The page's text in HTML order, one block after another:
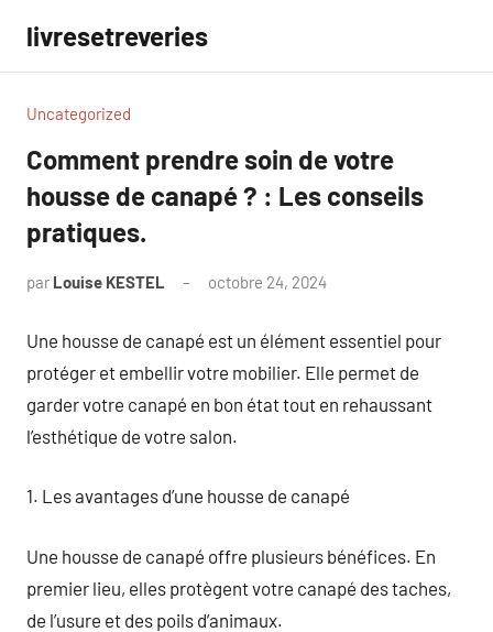
contenu
livresetreveries
Uncategorized
Comment prendre soin de votre
housse de canapé ? : Les conseils
pratiques.
par Louise KESTEL octobre 24, 2024
Une housse de canapé est un élément essentiel pour
protéger et embellir votre mobilier. Elle permet de
garder votre canapé en bon état tout en rehaussant
l’esthétique de votre salon.
1. Les avantages d’une housse de canapé
Une housse de canapé offre plusieurs bénéfices. En
premier lieu, elles protègent votre canapé des taches,
de l’usure et des poils d’animaux.